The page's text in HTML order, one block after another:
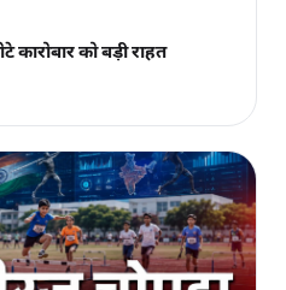
को बड़ी राहत